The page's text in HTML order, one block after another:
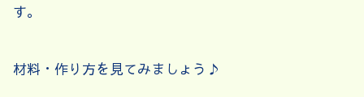
す。
材料・作り方を見てみましょう♪